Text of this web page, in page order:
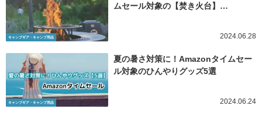
キャンプギア・キャンプ用品
ムセール対象の【焚き火台】…
2024.06.28
キャンプギア・キャンプ用品
夏の暑さ対策に！Amazonタイムセー
ル対象のひんやりグッズ5選
2024.06.24